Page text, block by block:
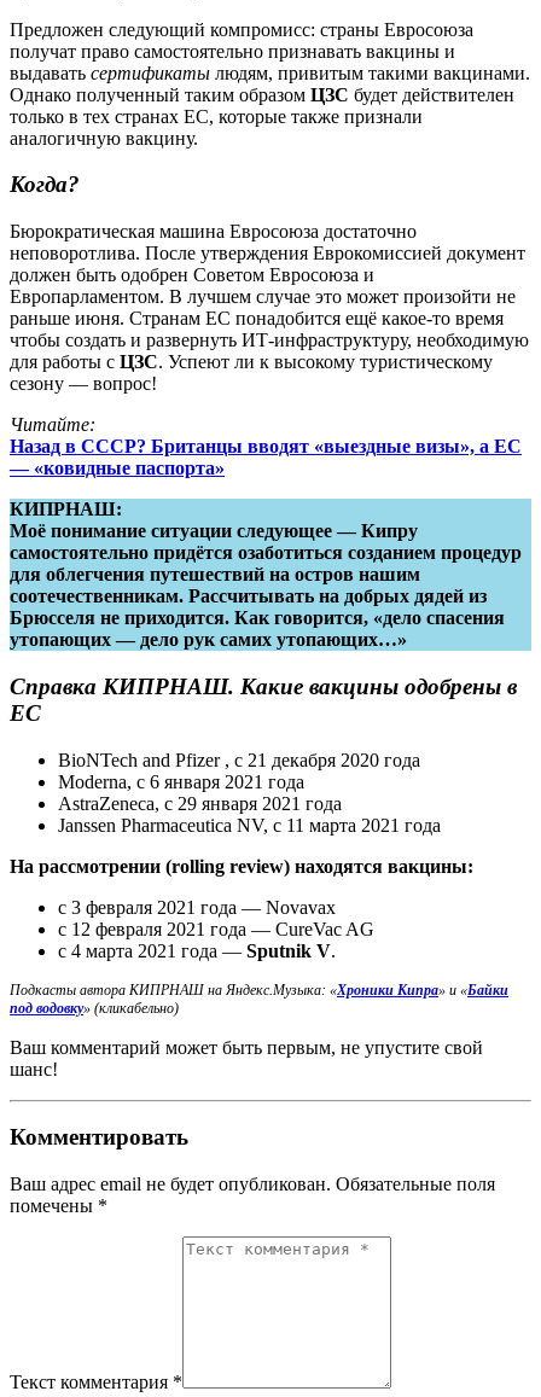
Предложен следующий компромисс: страны Евросоюза
получат право самостоятельно признавать вакцины и
выдавать сертификаты людям, привитым такими вакцинами.
Однако полученный таким образом ЦЗС будет действителен
только в тех странах ЕС, которые также признали
аналогичную вакцину.
Когда?
Бюрократическая машина Евросоюза достаточно
неповоротлива. После утверждения Еврокомиссией документ
должен быть одобрен Советом Евросоюза и
Европарламентом. В лучшем случае это может произойти не
раньше июня. Странам ЕС понадобится ещё какое-то время
чтобы создать и развернуть ИТ-инфраструктуру, необходимую
для работы с ЦЗС. Успеют ли к высокому туристическому
сезону — вопрос!
Читайте:
Назад в СССР? Британцы вводят «выездные визы», а ЕС
— «ковидные паспорта»
КИПРНАШ:
Моё понимание ситуации следующее — Кипру
самостоятельно придётся озаботиться созданием процедур
для облегчения путешествий на остров нашим
соотечественникам. Рассчитывать на добрых дядей из
Брюсселя не приходится. Как говорится, «дело спасения
утопающих — дело рук самих утопающих…»
Справка КИПРНАШ. Какие вакцины одобрены в
ЕС
BioNTech and Pfizer , с 21 декабря 2020 года
Moderna, с 6 января 2021 года
AstraZeneca, с 29 января 2021 года
Janssen Pharmaceutica NV, с 11 марта 2021 года
На рассмотрении (rolling review) находятся вакцины:
с 3 февраля 2021 года — Novavax
с 12 февраля 2021 года — CureVac AG
с 4 марта 2021 года — Sputnik V.
Подкасты автора КИПРНАШ на Яндекс.Музыка: «Хроники Кипра» и «Байки
под водовку» (кликабельно)
Ваш комментарий может быть первым, не упустите свой
шанс!
Комментировать
Ваш адрес email не будет опубликован. Обязательные поля
помечены *
Текст комментария *